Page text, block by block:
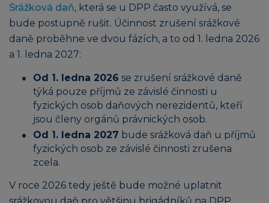
Srážková daň, která se u DPP často využívá, se
bude postupně rušit. Účinnost zrušení srážkové
daně proběhne ve dvou fázích, a to od 1. ledna 2026
a 1. ledna 2027:
Od 1. ledna 2026 se zrušení srážkové daně
týká pouze příjmů ze závislé činnosti u
fyzických osob daňových nerezidentů, kteří
jsou členy orgánů právnických osob.
Od 1. ledna 2027 bude srážková daň u příjmů
fyzických osob ze závislé činnosti zrušena
zcela.
V roce 2026 tedy ještě bude možné uplatnit